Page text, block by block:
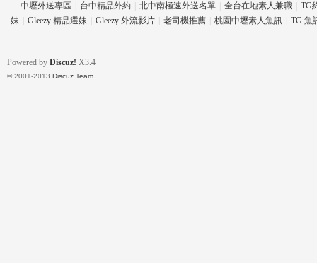
eez
中壢外送專區
台中精品外約 北中南極速外送名單 全台在地素人兼職
TG
妹
Gleezy 精品選妹 Gleezy 外流影片 老司機推薦 桃園中壢素人魚訊 TG 魚
Powered by Discuz! X3.4
© 2001-2013 Discuz Team.